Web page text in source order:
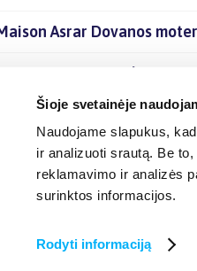
Šioje svetainėje
Naudojame slapukus,
ir analizuoti srautą. Be
reklamavimo ir analizės
surinktos informacijos.
Rodyti informaciją
Asrar Dovanos
moterims